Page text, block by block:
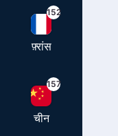
152
फ़्रांस
157
चीन